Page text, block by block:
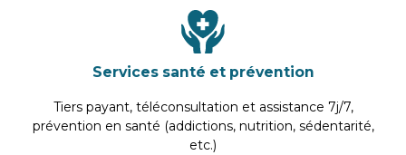
Services santé et prévention
Tiers payant, téléconsultation et assistance 7j/7,
prévention en santé (addictions, nutrition, sédentarité,
etc.)